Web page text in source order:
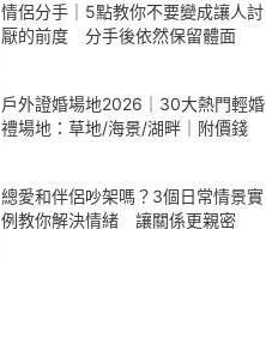
情侶分手｜5點教你不要變成讓人討
厭的前度 分手後依然保留體面
戶外證婚場地2026｜30大熱門輕婚
禮場地：草地/海景/湖畔｜附價錢
總愛和伴侶吵架嗎？3個日常情景實
例教你解決情緒 讓關係更親密